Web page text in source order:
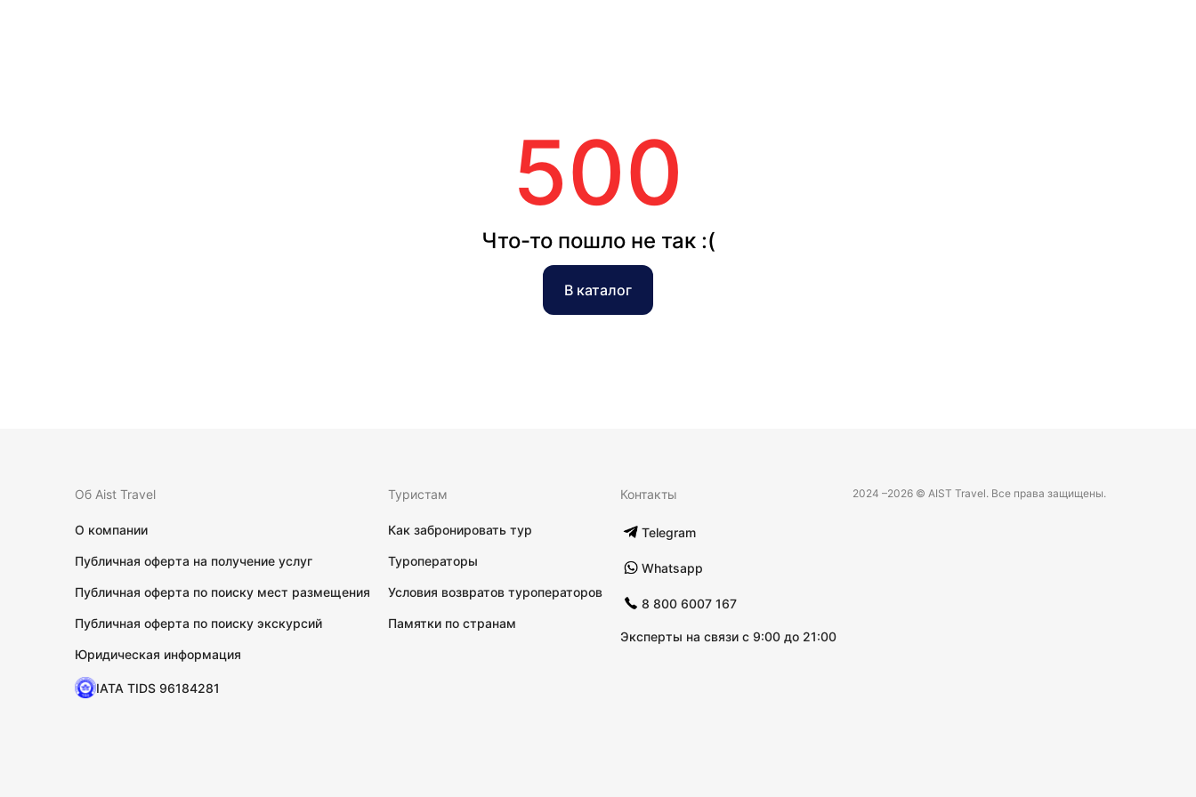
500
Что-то пошло не так :(
В каталог
Об Aist Travel
О компании
Публичная оферта на получение услуг
Публичная оферта по поиску мест размещения
Публичная оферта по поиску экскурсий
Юридическая информация
IATA TIDS 96184281
Туристам
Как забронировать тур
Туроператоры
Условия возвратов туроператоров
Памятки по странам
Контакты
Telegram
Whatsapp
8 800 6007 167
Эксперты на связи с 9:00 до 21:00
2024 –2026 © AIST Travel. Все права защищены.